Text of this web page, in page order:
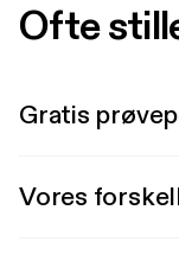
Ofte
Gratis
Vores